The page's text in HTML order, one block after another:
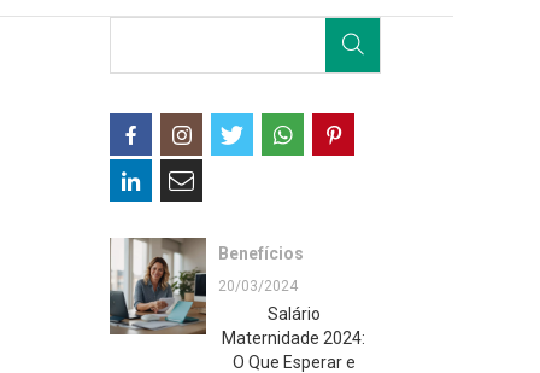
Benefícios
20/03/2024
Salário
Maternidade 2024:
O Que Esperar e